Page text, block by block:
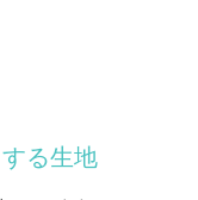
る生地